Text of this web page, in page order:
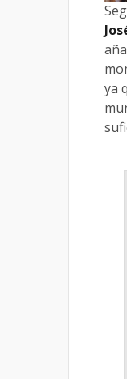
ya